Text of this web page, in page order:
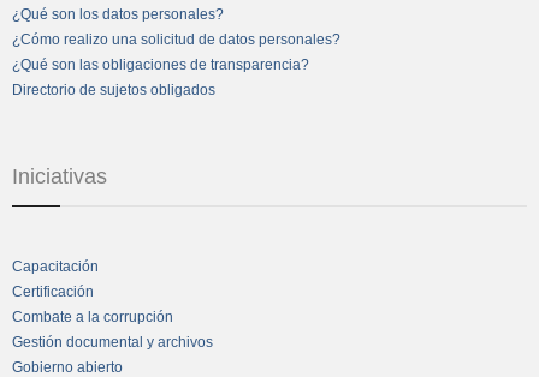
¿Qué son los datos personales?
¿Cómo realizo una solicitud de datos personales?
¿Qué son las obligaciones de transparencia?
Directorio de sujetos obligados
Iniciativas
Capacitación
Certificación
Combate a la corrupción
Gestión documental y archivos
Gobierno abierto